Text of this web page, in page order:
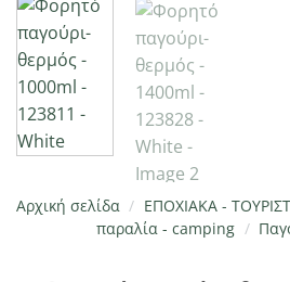
Αρχική σελίδα / ΕΠΟΧΙΑΚΑ -
παραλία - camping /